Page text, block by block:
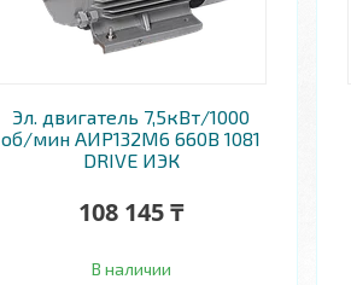
Эл. двигатель 7,5кВт/1000
об/мин АИР132M6 660В 1081
DRIVE ИЭК
108 145 ₸
В наличии